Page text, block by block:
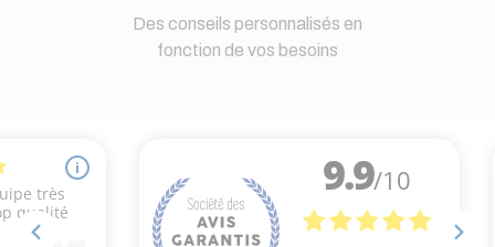
Des conseils personnalisés en
fonction de vos besoins